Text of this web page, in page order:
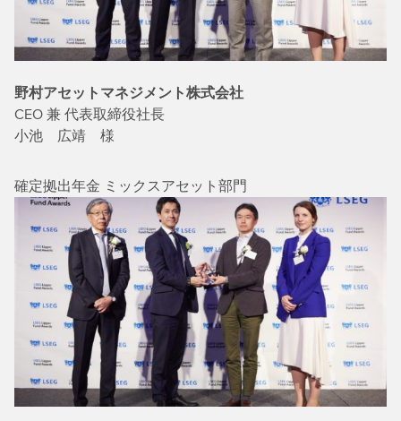
野村アセットマネジメント株式会社
CEO 兼 代表取締役社長
小池 広靖 様
確定拠出年金 ミックスアセット部門